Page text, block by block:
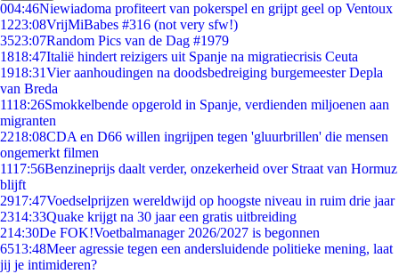
004:46Niewiadoma profiteert van pokerspel en grijpt geel op Ventoux
1223:08VrijMiBabes #316 (not very sfw!)
3523:07Random Pics van de Dag #1979
1818:47Italië hindert reizigers uit Spanje na migratiecrisis Ceuta
1918:31Vier aanhoudingen na doodsbedreiging burgemeester Depla
van Breda
1118:26Smokkelbende opgerold in Spanje, verdienden miljoenen aan
migranten
2218:08CDA en D66 willen ingrijpen tegen 'gluurbrillen' die mensen
ongemerkt filmen
1117:56Benzineprijs daalt verder, onzekerheid over Straat van Hormuz
blijft
2917:47Voedselprijzen wereldwijd op hoogste niveau in ruim drie jaar
2314:33Quake krijgt na 30 jaar een gratis uitbreiding
214:30De FOK!Voetbalmanager 2026/2027 is begonnen
6513:48Meer agressie tegen een andersluidende politieke mening, laat
jij je intimideren?